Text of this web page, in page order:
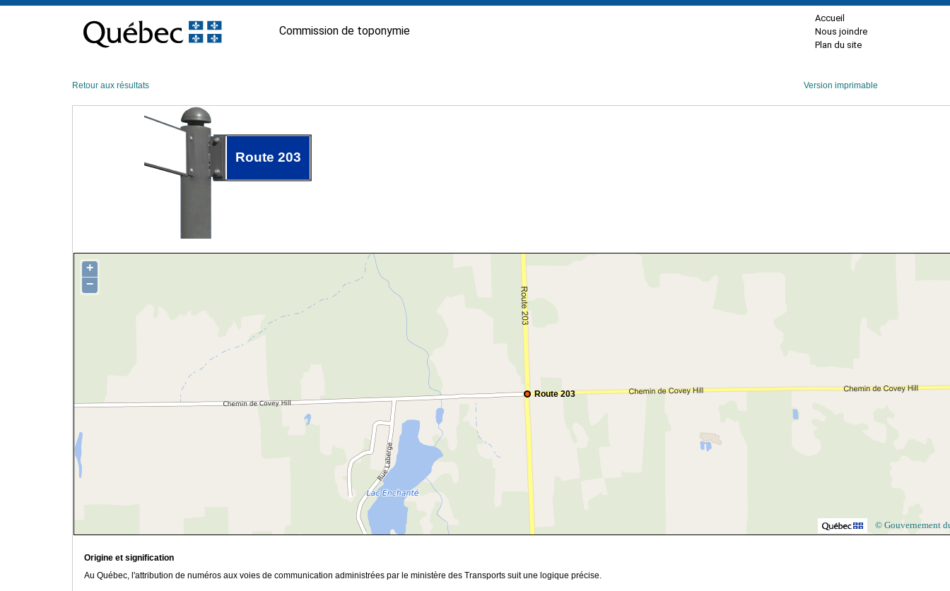
contenu
Commission de toponymie
Accueil
Nous joindre
Plan du site
Retour aux résultats Version imprimable
Route 203
Route 203
+
−
© Gouvernement
Origine et signification
Au Québec, l'attribution de numéros aux voies de communication administrées par le ministère des Transports suit une logique précise.